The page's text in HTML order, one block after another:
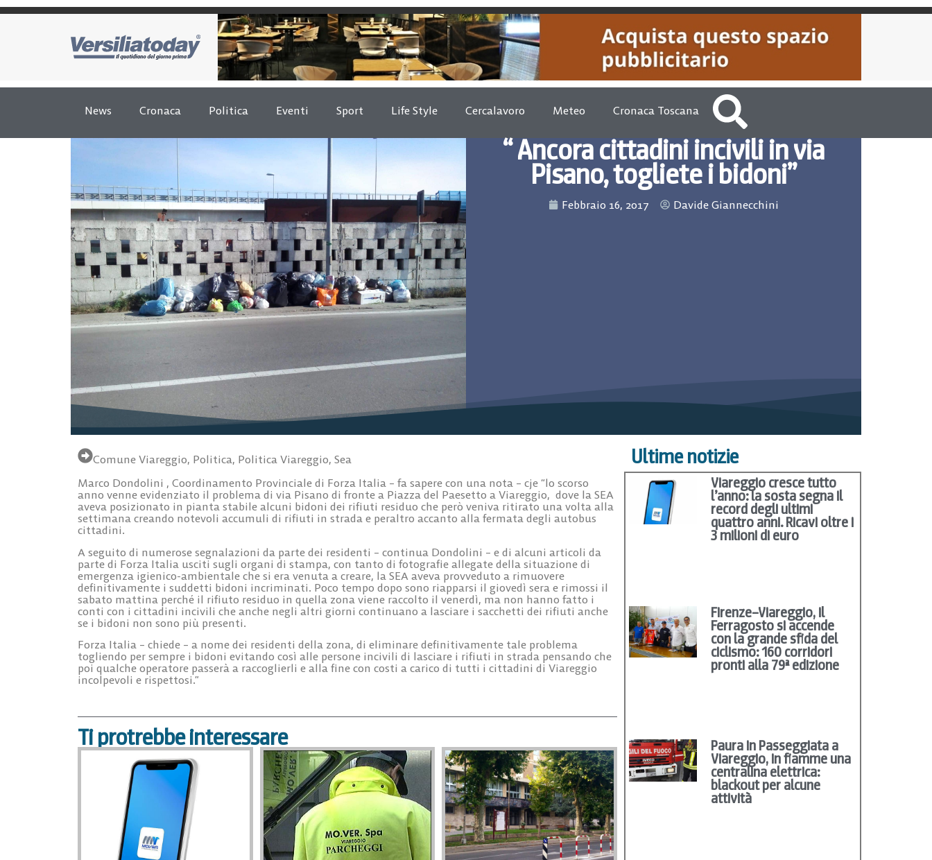
News Cronaca Politica Eventi Sport Life Style Cercalavoro Meteo Cronaca Toscana
“ Ancora cittadini incivili in via
Pisano, togliete i bidoni”
Febbraio 16, 2017 Davide Giannecchini
Comune Viareggio, Politica, Politica Viareggio, Sea
Marco Dondolini , Coordinamento Provinciale di Forza Italia – fa sapere con una nota – cje “lo scorso
anno venne evidenziato il problema di via Pisano di fronte a Piazza del Paesetto a Viareggio, dove la SEA
aveva posizionato in pianta stabile alcuni bidoni dei rifiuti residuo che però veniva ritirato una volta alla
settimana creando notevoli accumuli di rifiuti in strada e peraltro accanto alla fermata degli autobus
cittadini.
A seguito di numerose segnalazioni da parte dei residenti – continua Dondolini – e di alcuni articoli da
parte di Forza Italia usciti sugli organi di stampa, con tanto di fotografie allegate della situazione di
emergenza igienico-ambientale che si era venuta a creare, la SEA aveva provveduto a rimuovere
definitivamente i suddetti bidoni incriminati. Poco tempo dopo sono riapparsi il giovedì sera e rimossi il
sabato mattina perché il rifiuto residuo in quella zona viene raccolto il venerdì, ma non hanno fatto i
conti con i cittadini incivili che anche negli altri giorni continuano a lasciare i sacchetti dei rifiuti anche
se i bidoni non sono più presenti.
Forza Italia – chiede – a nome dei residenti della zona, di eliminare definitivamente tale problema
togliendo per sempre i bidoni evitando così alle persone incivili di lasciare i rifiuti in strada pensando che
poi qualche operatore passerà a raccoglierli e alla fine con costi a carico di tutti i cittadini di Viareggio
incolpevoli e rispettosi.”
Ti protrebbe interessare
Ultime notizie
Viareggio cresce tutto
l’anno: la sosta segna il
record degli ultimi
quattro anni. Ricavi oltre i
3 milioni di euro
Firenze–Viareggio, il
Ferragosto si accende
con la grande sfida del
ciclismo: 160 corridori
pronti alla 79ª edizione
Paura in Passeggiata a
Viareggio, in fiamme una
centralina elettrica:
blackout per alcune
attività